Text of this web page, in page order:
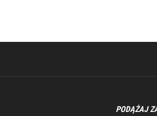
PODĄŻAJ